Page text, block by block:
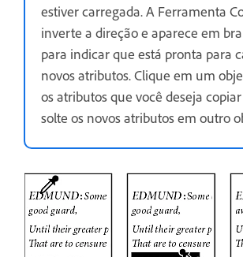
estiver carregada. A Ferramenta
inverte a direção e aparece em
para indicar que está pronta para
novos atributos. Clique em um
os atributos que você deseja
solte os novos atributos em outro